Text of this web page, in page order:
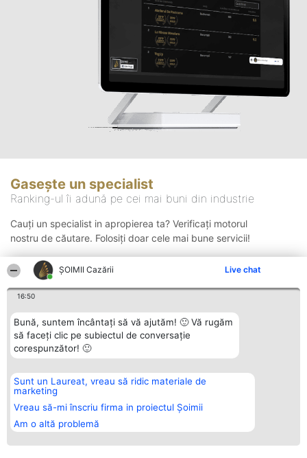
ȘOIMII Cazării Live chat
16:50
Bună, suntem încântați să vă ajutăm! 🙂 Vă rugăm
să faceți clic pe subiectul de conversație
corespunzător! 🙂
Sunt un Laureat, vreau să ridic materiale de
marketing
Vreau să-mi înscriu firma in proiectul Șoimii
Am o altă problemă
Gasește un specialist
Ranking-ul îi adună pe cei mai buni din industrie
Cauți un specialist in apropierea ta? Verificați motorul
nostru de căutare. Folosiți doar cele mai bune servicii!
Organizator Ranking
BRIGHT SOLUTIONS BR SRL
Aleea Timisul De Sus 2 Bl. A30
Sc. A Et. 4 Ap. 13 Cod 061952
București
CUI 36737675
Plebiscyt
Lista Tuturor
Laureaților
Statut
Contact